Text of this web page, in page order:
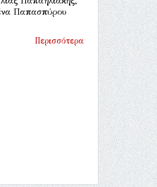
Παπασπύρου
Περισσότερα